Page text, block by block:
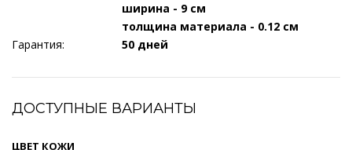
ширина - 9 см
толщина материала - 0.12 см
Гарантия:
50 дней
ДОСТУПНЫЕ ВАРИАНТЫ
ЦВЕТ КОЖИ